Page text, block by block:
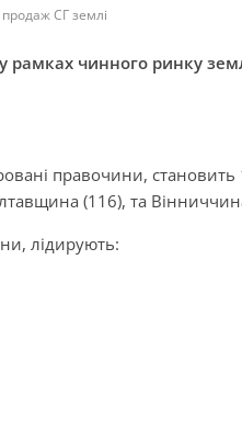
продаж СГ землі
рамках чинного ринку
правочини, становить
(116), та
лідирують: